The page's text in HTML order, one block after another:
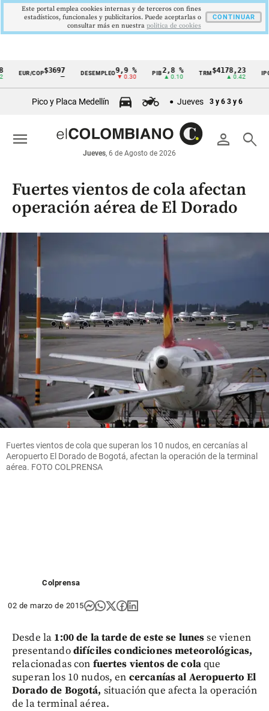
Cintillo
económicos
Colombia
COP$3697
—
DESEMPLEO9,9 %
▼ 0.30
PIB 2,8 %
▲ 0.10
TRM $4178,23
▲ 0.42
IPC 5,81
▼
Pico y Placa Medellín Jueves 3 y 6 3 y 6
person search
Jueves, 6 de Agosto de 2026
menu
Fuertes vientos de cola afectan
operación aérea de El Dorado
Fuertes vientos de cola que superan los 10 nudos, en cercanías al
Aeropuerto El Dorado de Bogotá, afectan la operación de la terminal
aérea. FOTO COLPRENSA
Colprensa
02 de marzo de 2015
Desde la 1:00 de la tarde de este se lunesse vienen
presentandodifíciles condiciones meteorológicas,
relacionadas con fuertes vientos de colaque
superan los 10 nudos, en cercanías al Aeropuerto El
Dorado de Bogotá, situación que afecta la operación
de la terminal aérea.
Este portal emplea cookies internas y de terceros con fines
estadísticos, funcionales y publicitarios. Puede aceptarlas o
consultar más en nuestra politica de cookies
CONTINUAR